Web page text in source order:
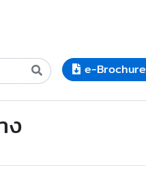
e-Brochure
ง